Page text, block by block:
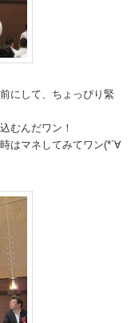
にして、ちょっぴり緊
むんだワン！
はマネしてみてワン(*´∀